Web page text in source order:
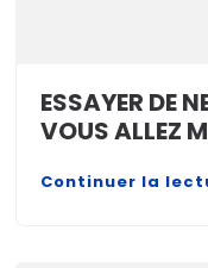
ESSAYER DE
VOUS ALLEZ
Continuer la